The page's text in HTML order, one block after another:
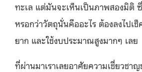
ทะเล แต่มันจะเห็นเป็นภาพสองมิติ
หรอกว่าวัตถุนั่นคืออะไร ต้องลงไปเ
ยาก และใช้งบประมาณสูงมากๆ เลย
ที่ผ่านมาเราเลยอาศัยความเชี่ยวชา